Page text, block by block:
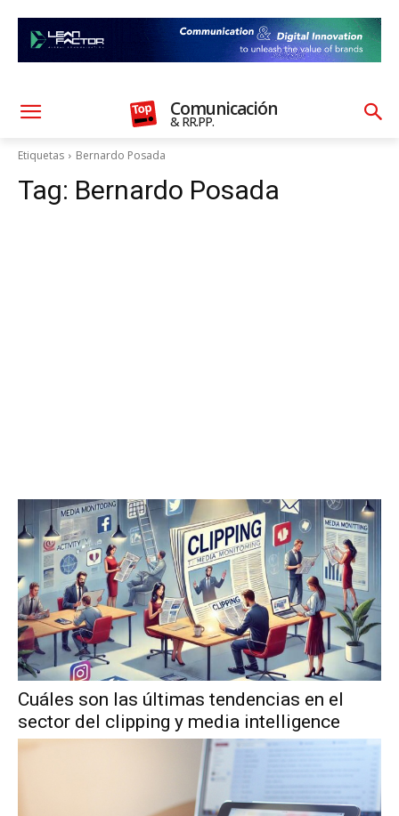
Comunicación
& RR.PP.
Etiquetas Bernardo Posada
Tag: Bernardo Posada
Cuáles son las últimas tendencias en el
sector del clipping y media intelligence